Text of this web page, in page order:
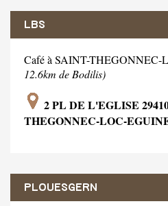
LBS
Café à SAINT-THEGONNEC-
12.6km de Bodilis)
2 PL DE L'EGLISE
THEGONNEC-LOC-
PLOUESGERN